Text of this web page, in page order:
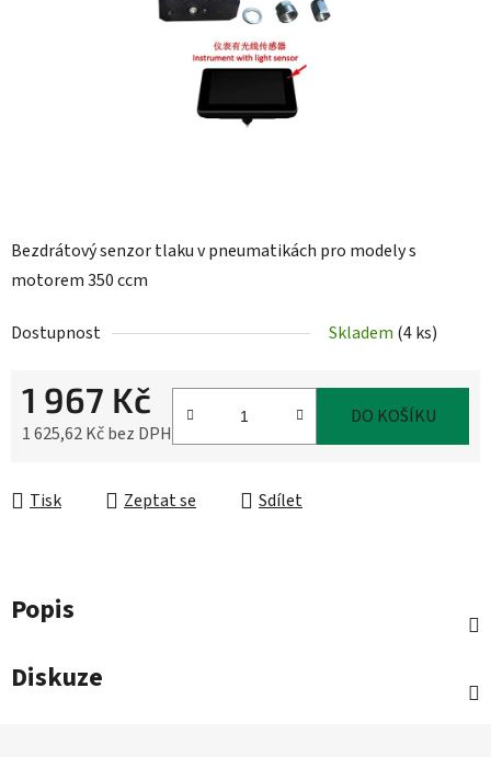
Bezdrátový senzor tlaku v pneumatikách pro modely s
motorem 350 ccm
Dostupnost Skladem (4 ks)
1 967 Kč
1 625,62 Kč bez DPH
DO KOŠÍKU
Tisk Zeptat se Sdílet
Popis
Diskuze